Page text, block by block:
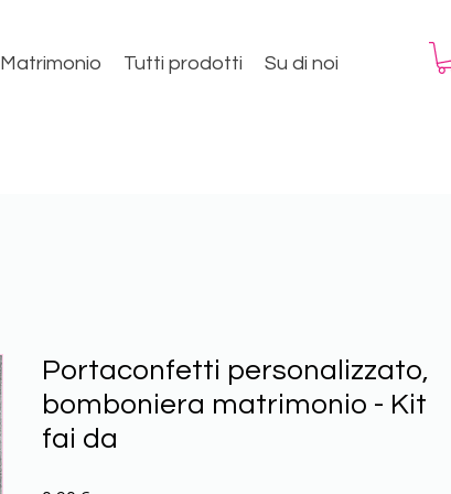
Matrimonio Tutti prodotti Su di noi
Portaconfetti personalizzato,
bomboniera matrimonio - Kit
fai da